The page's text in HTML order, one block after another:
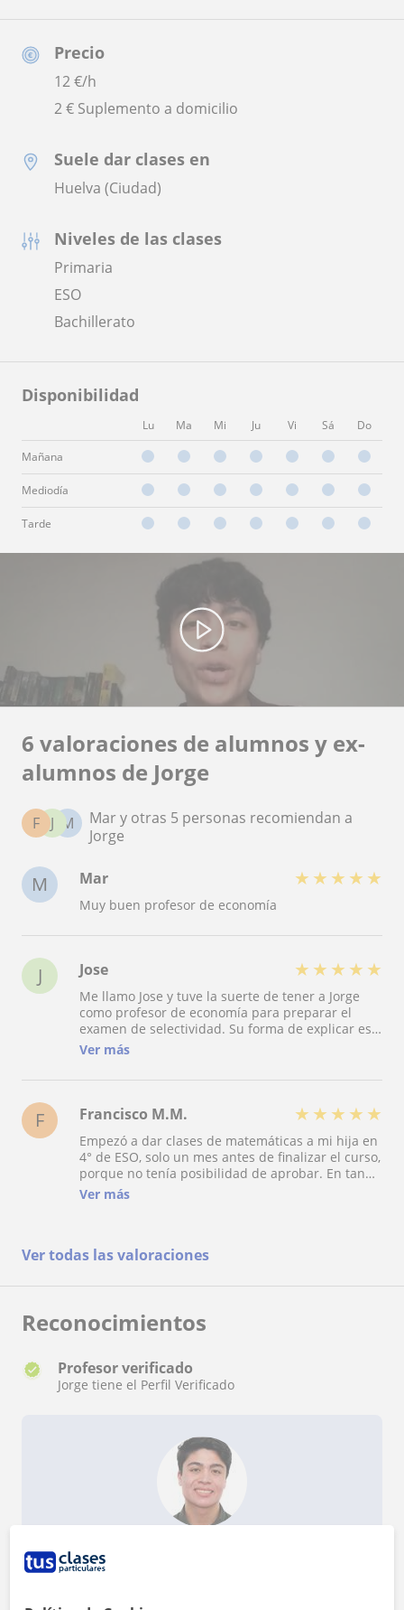
Precio
12€/h
2 € Suplemento a domicilio
Suele dar clases en
Huelva (Ciudad)
Niveles de las clases
Primaria
ESO
Bachillerato
Disponibilidad
Lu Ma Mi Ju Vi Sá Do
Mañana
Mediodía
Tarde
6 valoraciones de alumnos y ex-
alumnos de Jorge
M
J
F
Mar y otras 5 personas recomiendan a
Jorge
M Mar ★ ★ ★ ★ ★
Muy buen profesor de economía
J Jose ★ ★ ★ ★ ★
Me llamo Jose y tuve la suerte de tener a Jorge
como profesor de economía para preparar el
examen de selectividad. Su forma de explicar es
excepcional, ya que se toma el tiempo necesario
concepto. Es una persona muy atenta y servicial,
muy bien preparadas, con resúmenes y fichas
sirvieron muchísimo sus clases y conseguí
aprobar el examen. Sin duda, lo recomiendo al
100%. Su dedicación y pasión por la enseñanza
son admirables.
Ver más
F Francisco M.M. ★ ★ ★ ★ ★
Empezó a dar clases de matemáticas a mi hija en
4° de ESO, solo un mes antes de finalizar el curso,
porque no tenía posibilidad de aprobar. En tan
poco tiempo Jorge consiguió revertir la situación
Tanto mi hija como yo estamos encantados.
pedagógicos.
Ver más
Ver todas las valoraciones
Reconocimientos
Profesor verificado
Jorge tiene el Perfil Verificado